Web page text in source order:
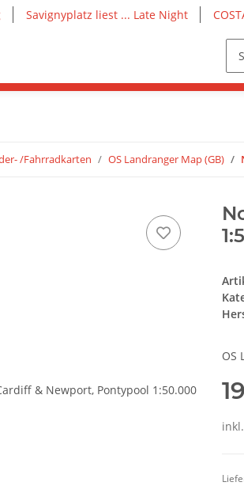
Savignyplatz liest ... Late Night
/Fahrradkarten OS Landranger Map (GB)
OS